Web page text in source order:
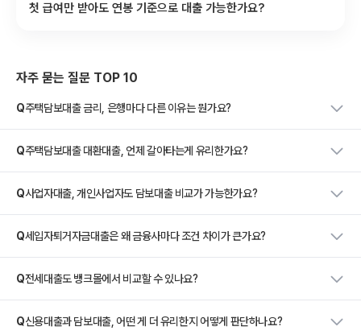
첫 급여만 받아도 연봉 기준으로 대출 가능한가요?
자주 묻는 질문 TOP 10
Q주택담보대출 금리, 은행마다 다른 이유는 뭔가요?
Q주택담보대출 대환대출, 언제 갈아타는게 유리한가요?
Q사업자대출, 개인사업자도 담보대출 비교가 가능한가요?
Q세입자퇴거자금대출은 왜 금융사마다 조건 차이가 큰가요?
Q전세대출도 뱅크몰에서 비교할 수 있나요?
Q신용대출과 담보대출, 어떤 게 더 유리한지 어떻게 판단하나요?